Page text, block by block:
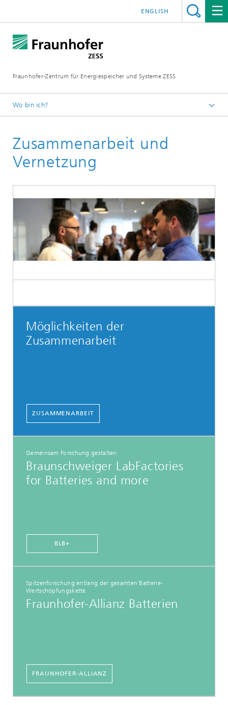
Fraunhofer-Zentrum für Energiespeicher und Systeme ZESS
ENGLISH
Wo bin ich?
Zusammenarbeit und
Vernetzung
Möglichkeiten der
Zusammenarbeit
ZUSAMMENARBEIT
Gemeinsam Forschung gestalten
Braunschweiger LabFactories
for Batteries and more
BLB+
Spitzenforschung entlang der gesamten Batterie-
Wertschöpfungskette
Fraunhofer-Allianz Batterien
FRAUNHOFER-ALLIANZ